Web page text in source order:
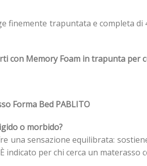
finemente trapuntata e completa
con Memory Foam in trapunta per
Forma Bed PABLITO
o morbido?
una sensazione equilibrata:
indicato per chi cerca un materasso